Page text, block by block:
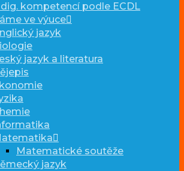
kompetencí podle ECDL
ve výuce
jazyk
jazyk a literatura
Matematické soutěže
jazyk